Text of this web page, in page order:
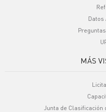
Datos
MÁS
Junta de Clasificación